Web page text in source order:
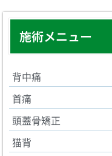
施術メニュー
背中痛
首痛
頭蓋骨矯正
猫背